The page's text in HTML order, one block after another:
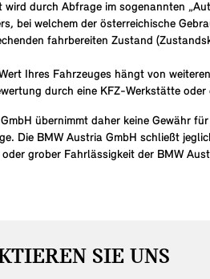
wird durch Abfrage im sogenannten
bei welchem der österreichische
fahrbereiten Zustand
Ihres Fahrzeuges hängt von
durch eine KFZ-Werkstätte
übernimmt daher keine Gewähr
Die BMW Austria GmbH schließt
grober Fahrlässigkeit der BMW
SIE UNS